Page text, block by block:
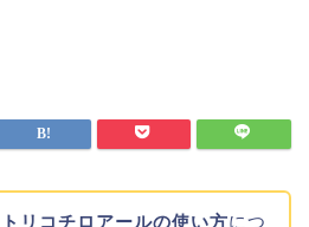
トリコチロアールの使い方につ